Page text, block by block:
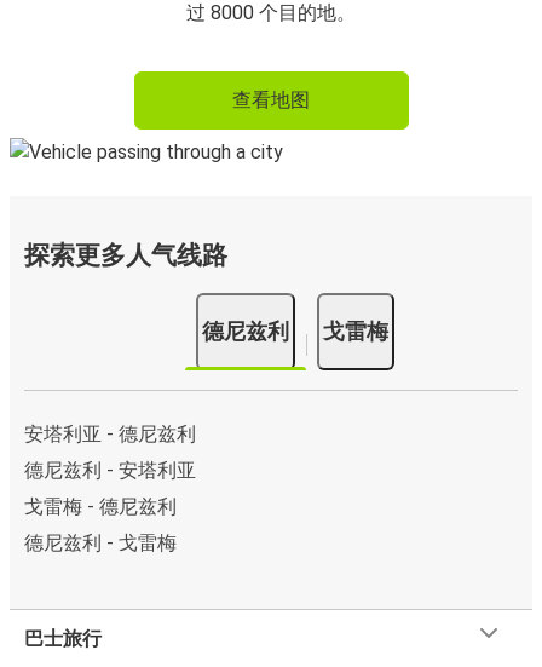
过 8000 个目的地。
查看地图
探索更多人气线路
德尼兹利 戈雷梅
安塔利亚 - 德尼兹利
德尼兹利 - 安塔利亚
戈雷梅 - 德尼兹利
德尼兹利 - 戈雷梅
巴士旅行